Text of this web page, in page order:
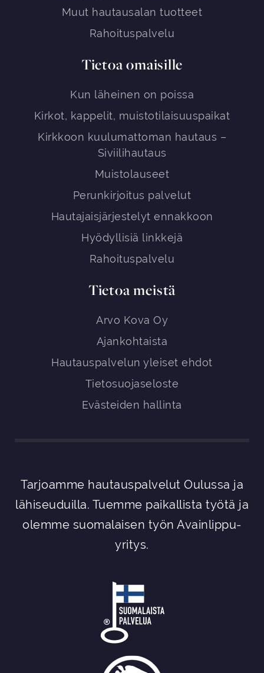
Muut hautausalan tuotteet
Rahoituspalvelu
Tietoa omaisille
Kun läheinen on poissa
Kirkot, kappelit, muistotilaisuuspaikat
Kirkkoon kuulumattoman hautaus –
Siviilihautaus
Muistolauseet
Perunkirjoitus palvelut
Hautajaisjärjestelyt ennakkoon
Hyödyllisiä linkkejä
Rahoituspalvelu
Tietoa meistä
Arvo Kova Oy
Ajankohtaista
Hautauspalvelun yleiset ehdot
Tietosuojaseloste
Evästeiden hallinta
Tarjoamme hautauspalvelut Oulussa ja
lähiseuduilla. Tuemme paikallista työtä ja
olemme suomalaisen työn Avainlippu-
yritys.